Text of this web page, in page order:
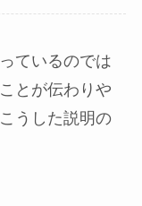
ているのでは
とが伝わりや
うした説明の